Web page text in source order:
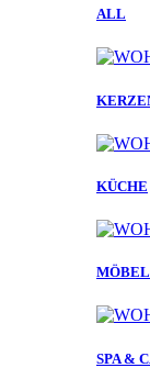
ALL
KÜCHE
MÖBEL
SPA &